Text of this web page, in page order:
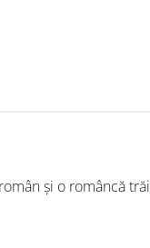
și o româncă